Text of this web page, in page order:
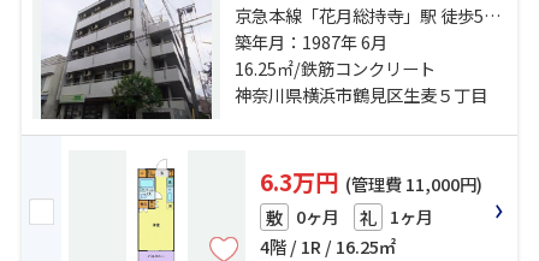
京急本線「花月総持寺」駅 徒歩5分
鶴見線「国道」駅 徒歩6分 京急本線
「生麦」駅 徒歩13分
築年月：1987年 6月
16.25㎡/鉄筋コンクリート
神奈川県横浜市鶴見区生麦５丁目
6.3万円 (管理費 11,000円)
敷 0ヶ月 礼 1ヶ月
4階 / 1R / 16.25㎡